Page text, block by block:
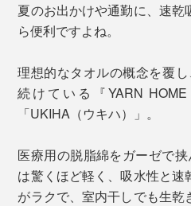
夏のお出かけや通勤に、速乾
ら便利ですよね。
理想的なタオルの概念を覆
続けている『YARN
「UKIHA（ウキハ）」。
医療用の脱脂綿をガーゼで
は驚くほど軽く、吸水性と
がラクで、室内干しでも生